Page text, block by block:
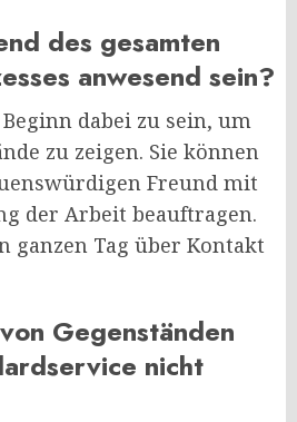
des gesamten
anwesend sein?
dabei zu sein, um
zu zeigen. Sie können
Freund mit
der Arbeit beauftragen.
ganzen Tag über Kontakt
Gegenständen
nicht